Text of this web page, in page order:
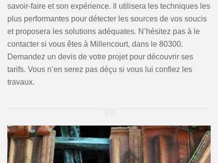
savoir-faire et son expérience. Il utilisera les techniques les
plus performantes pour détecter les sources de vos soucis
et proposera les solutions adéquates. N’hésitez pas à le
contacter si vous êtes à Millencourt, dans le 80300.
Demandez un devis de votre projet pour découvrir ses
tarifs. Vous n’en serez pas déçu si vous lui confiez les
travaux.